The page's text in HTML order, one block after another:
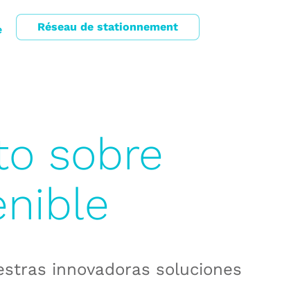
Réseau de stationnement
sobre
innovadoras soluciones